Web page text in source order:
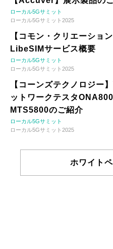
ローカル5Gサミット
ローカル5Gサミット2025
【コモン・クリエーショ
LibeSIMサービス概要
ローカル5Gサミット
ローカル5Gサミット2025
【コーンズテクノロジ
ットワークテスタ
MTS5800のご紹介
ローカル5Gサミット
ローカル5Gサミット2025
ホワイト